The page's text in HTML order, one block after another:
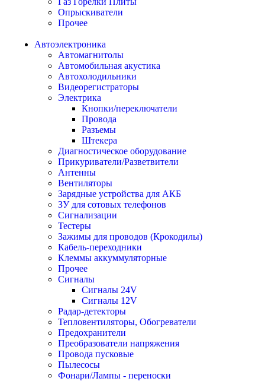
Опрыскиватели
Прочее
Автоэлектроника
Автомагнитолы
Автомобильная акустика
Автохолодильники
Видеорегистраторы
Электрика
Кнопки/переключатели
Провода
Разъемы
Штекера
Диагностическое оборудование
Прикуриватели/Разветвители
Антенны
Вентиляторы
Зарядные устройства для АКБ
ЗУ для сотовых телефонов
Сигнализации
Тестеры
Зажимы для проводов (Крокодилы)
Кабель-переходники
Клеммы аккуммуляторные
Прочее
Сигналы
Сигналы 24V
Сигналы 12V
Радар-детекторы
Тепловентиляторы, Обогреватели
Предохранители
Преобразователи напряжения
Провода пусковые
Пылесосы
Фонари/Лампы - переноски